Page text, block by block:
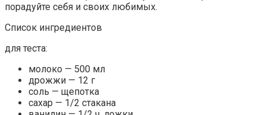
порадуйте себя и своих любимых.
Список ингредиентов
для теста:
молоко — 500 мл
дрожжи — 12 г
соль — щепотка
сахар — 1/2 стакана